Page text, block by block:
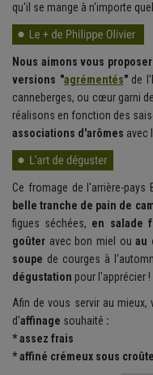
qu'il se mange à n'importe
Nous aimons vous
versions "agrémentés"de
canneberges, ou cœur garni de
réalisons en fonction des
associations d'arômes avec
Ce fromage de l'arrière-pays
belle tranche de pain de
figues séchées, en salade
goûter avec bon miel ouau
soupe de courges à
dégustation pour l'apprécier !
Afin de vous servir au mieux,
d'affinage souhaité :
* assez frais
* affiné crémeux sous croûte